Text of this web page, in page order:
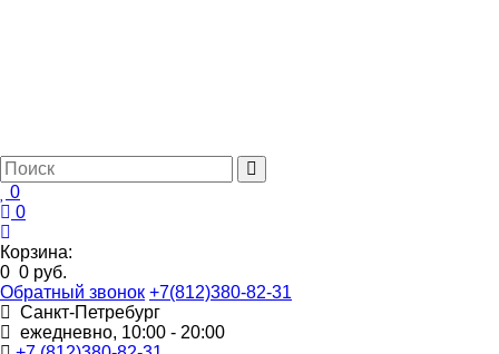
0
0
Корзина:
0 0 руб.
Обратный звонок +7(812)380-82-31
Санкт-Петребург
ежедневно, 10:00 - 20:00